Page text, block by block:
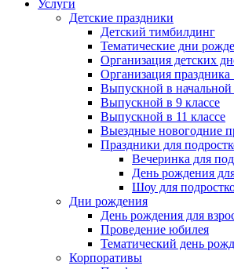
Услуги
Детские праздники
Детский тимбилдинг
Тематические дни
Организация детских
Организация праздника
Выпускной в
Выпускной в 9 классе
Выпускной в 11 классе
Выездные новогодние
Праздники для
Вечеринка для
День рождения
Шоу для
Дни рождения
День рождения для
Проведение юбилея
Тематический день
Корпоративы